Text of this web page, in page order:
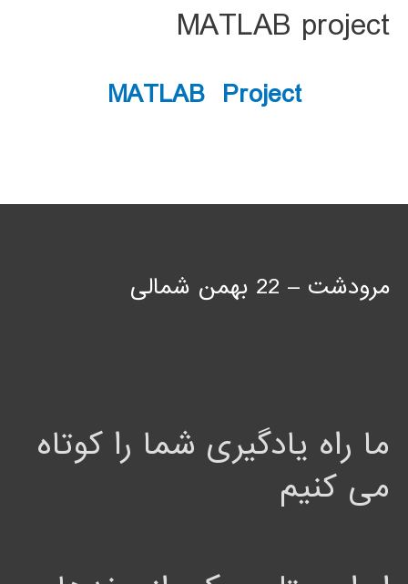
MATLAB project
MATLAB Project
مرودشت – 22 بهمن شمالی
ما راه یادگیری شما را کوتاه
می کنیم